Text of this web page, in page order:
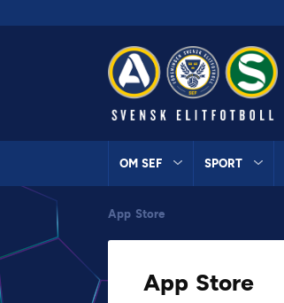
OM SEF SPORT
App Store
App Store